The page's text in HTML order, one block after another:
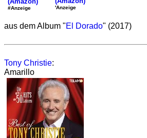
#Anzeige 'Anzeige
aus dem Album "El Dorado" (2017)
Tony Christie:
Amarillo